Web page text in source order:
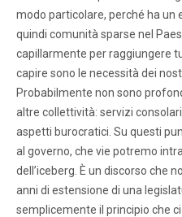
modo particolare, perché ha
quindi comunità sparse nel
capillarmente per raggiungere
capire sono le necessità dei
Probabilmente non sono
altre collettività: servizi
aspetti burocratici. Su questi
al governo, che vie potremo
dell’iceberg. È un discorso che
anni di estensione di una
semplicemente il principio che